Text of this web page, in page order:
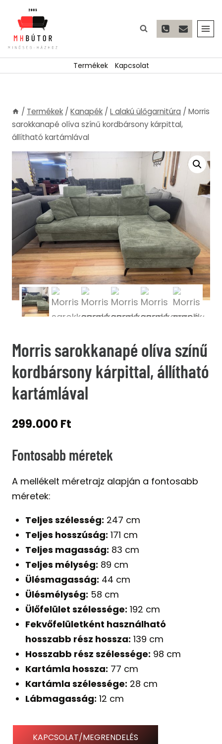
content
Termékek Kapcsolat
/ Termékek / Kanapék / L alakú ülőgarnitúra / Morris
sarokkanapé olíva színű kordbársony kárpittal,
állítható kartámlával
Morris sarokkanapé olíva színű
kordbársony kárpittal, állítható
kartámlával
299.000 Ft
Fontosabb méretek
A mellékelt méretrajz alapján a fontosabb
méretek:
Teljes szélesség: 247 cm
Teljes hosszúság: 171 cm
Teljes magasság: 83 cm
Teljes mélység: 89 cm
Ülésmagasság: 44 cm
Ülésmélység: 58 cm
Ülőfelület szélessége: 192 cm
Fekvőfelületként használható
hosszabb rész hossza: 139 cm
Hosszabb rész szélessége: 98 cm
Kartámla hossza: 77 cm
Kartámla szélessége: 28 cm
Lábmagasság: 12 cm
KAPCSOLAT/MEGRENDELÉS